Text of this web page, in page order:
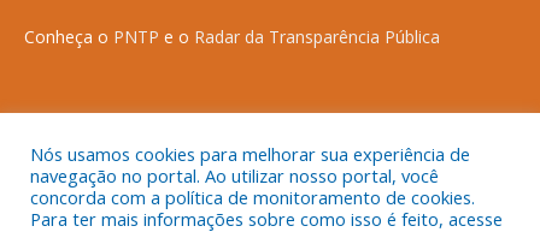
Conheça o PNTP e o Radar da Transparência Pública
Todos os direitos reservados a Prefeitura Municipal de Anapurus.
Nós usamos cookies para melhorar sua experiência de
navegação no portal. Ao utilizar nosso portal, você
concorda com a política de monitoramento de cookies.
Para ter mais informações sobre como isso é feito, acesse